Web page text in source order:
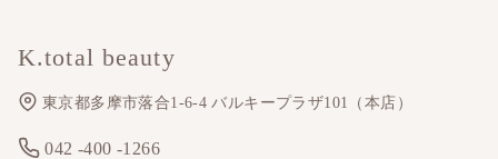
K.total beauty
東京都多摩市落合1-6-4 バルキープラザ101（本店）
042 -400 -1266